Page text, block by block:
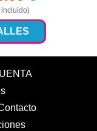
incluido)